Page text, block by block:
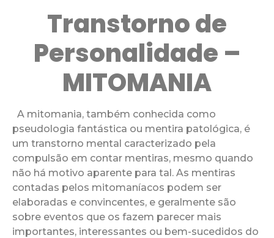
Transtorno de
Personalidade –
MITOMANIA
A mitomania, também conhecida como
pseudologia fantástica ou mentira patológica, é
um transtorno mental caracterizado pela
compulsão em contar mentiras, mesmo quando
não há motivo aparente para tal. As mentiras
contadas pelos mitomaníacos podem ser
elaboradas e convincentes, e geralmente são
sobre eventos que os fazem parecer mais
importantes, interessantes ou bem-sucedidos do